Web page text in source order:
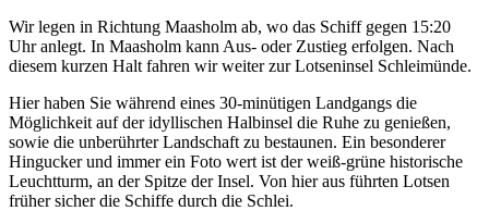
Wir legen in Richtung Maasholm ab, wo das Schiff gegen 15:20
Uhr anlegt. In Maasholm kann Aus- oder Zustieg erfolgen. Nach
diesem kurzen Halt fahren wir weiter zur Lotseninsel Schleimünde.
Hier haben Sie während eines 30-minütigen Landgangs die
Möglichkeit auf der idyllischen Halbinsel die Ruhe zu genießen,
sowie die unberührter Landschaft zu bestaunen. Ein besonderer
Hingucker und immer ein Foto wert ist der weiß-grüne historische
Leuchtturm, an der Spitze der Insel. Von hier aus führten Lotsen
früher sicher die Schiffe durch die Schlei.